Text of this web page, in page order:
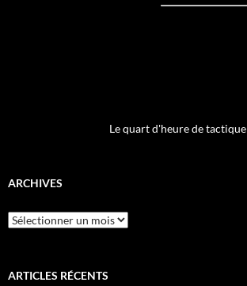
Le quart d'heure de tactique
ARCHIVES
Archives
ARTICLES RÉCENTS